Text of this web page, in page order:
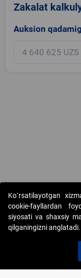
Zakalat
Auksion
Copyright © 2017-
AJ. Barcha huquqlar
Ko`rsatilayotgan
cookie-fayllardan
siyosati va shaxsiy
qilganingizni anglatadi.